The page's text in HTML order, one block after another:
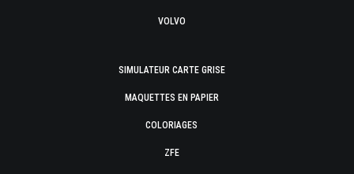
VOLVO
SIMULATEUR CARTE GRISE
MAQUETTES EN PAPIER
COLORIAGES
ZFE